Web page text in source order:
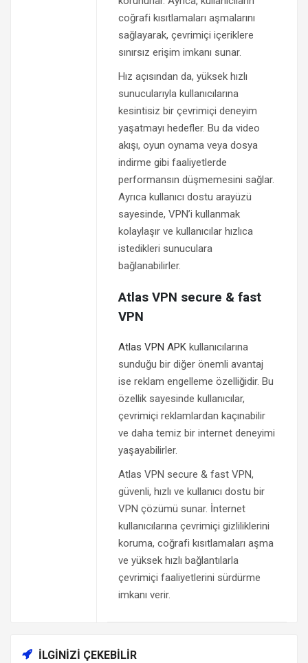
coğrafi kısıtlamaları aşmalarını
sağlayarak, çevrimiçi içeriklere
sınırsız erişim imkanı sunar.
Hız açısından da, yüksek hızlı
sunucularıyla kullanıcılarına
kesintisiz bir çevrimiçi deneyim
yaşatmayı hedefler. Bu da video
akışı, oyun oynama veya dosya
indirme gibi faaliyetlerde
performansın düşmemesini sağlar.
Ayrıca kullanıcı dostu arayüzü
sayesinde, VPN’i kullanmak
kolaylaşır ve kullanıcılar hızlıca
istedikleri sunuculara
bağlanabilirler.
Atlas VPN secure & fast
VPN
Atlas VPN APKkullanıcılarına
sunduğu bir diğer önemli avantaj
ise reklam engelleme özelliğidir. Bu
özellik sayesinde kullanıcılar,
çevrimiçi reklamlardan kaçınabilir
ve daha temiz bir internet deneyimi
yaşayabilirler.
Atlas VPN secure & fast VPN,
güvenli, hızlı ve kullanıcı dostu bir
VPN çözümü sunar. İnternet
kullanıcılarına çevrimiçi gizliliklerini
koruma, coğrafi kısıtlamaları aşma
ve yüksek hızlı bağlantılarla
çevrimiçi faaliyetlerini sürdürme
imkanı verir.
İLGINIZI ÇEKEBILIR